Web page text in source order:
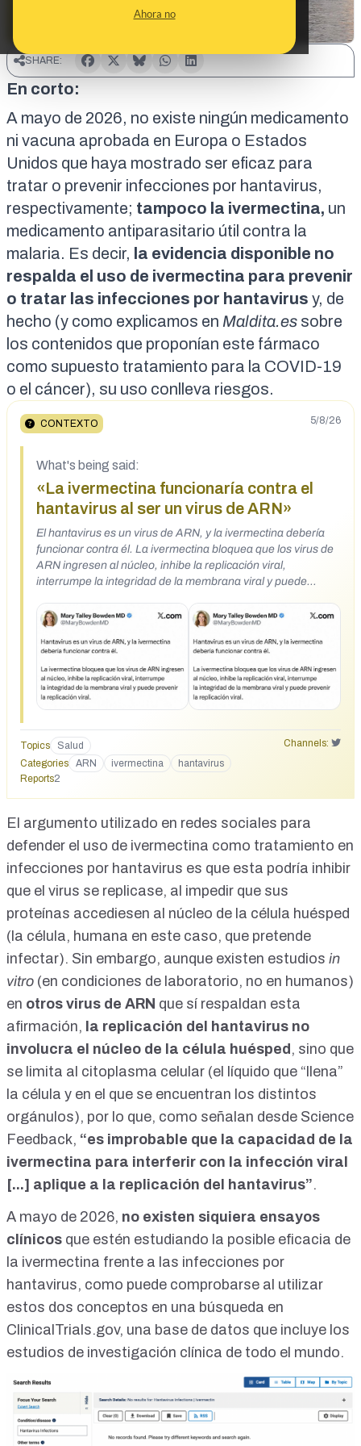
Ahora no
SHARE:
En corto:
A mayo de 2026, no existe ningún medicamento
ni vacuna aprobada en Europa o Estados
Unidos que haya mostrado ser eficaz para
tratar o prevenir infecciones por hantavirus,
respectivamente; tampoco la ivermectina, un
medicamento antiparasitario útil contra la
malaria. Es decir, la evidencia disponible no
respalda el uso de ivermectina para prevenir
o tratar las infecciones por hantavirus y, de
hecho (y como explicamos en Maldita.es sobre
los contenidos que proponían este fármaco
como supuesto tratamiento para la COVID-19
o el cáncer), su uso conlleva riesgos.
CONTEXTO 5/8/26
What's being said:
«La ivermectina funcionaría contra el
hantavirus al ser un virus de ARN»
El hantavirus es un virus de ARN, y la ivermectina debería
funcionar contra él. La ivermectina bloquea que los virus de
ARN ingresen al núcleo, inhibe la replicación viral,
interrumpe la integridad de la membrana viral y puede
Topics Salud
Channels:
Categories
ARN ivermectina
hantavirus
Reports2
El argumento utilizado en redes sociales para
defender el uso de ivermectina como tratamiento en
infecciones por hantavirus es que esta podría inhibir
que el virus se replicase, al impedir que sus
proteínas accediesen al núcleo de la célula huésped
(la célula, humana en este caso, que pretende
infectar). Sin embargo, aunque existen estudios in
vitro (en condiciones de laboratorio, no en humanos)
en otros virus de ARN que sí respaldan esta
afirmación, la replicación del hantavirus no
involucra el núcleo de la célula huésped, sino que
se limita al citoplasma celular (el líquido que “llena”
la célula y en el que se encuentran los distintos
orgánulos), por lo que, como señalan desde Science
Feedback, “es improbable que la capacidad de la
ivermectina para interferir con la infección viral
[...] aplique a la replicación del hantavirus”.
A mayo de 2026, no existen siquiera ensayos
clínicos que estén estudiando la posible eficacia de
la ivermectina frente a las infecciones por
hantavirus, como puede comprobarse al utilizar
estos dos conceptos en una búsqueda en
ClinicalTrials.gov, una base de datos que incluye los
estudios de investigación clínica de todo el mundo.